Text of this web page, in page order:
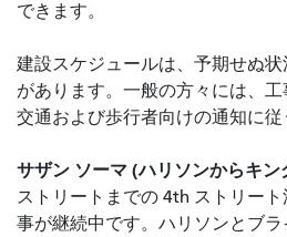
できます。
建設スケジュールは、予期せぬ
があります。一般の方々には、
交通および歩行者向けの通知に従
サザン ソーマ (ハリソンからキン
ストリートまでの 4th ストリー
事が継続中です。ハリソンとブ